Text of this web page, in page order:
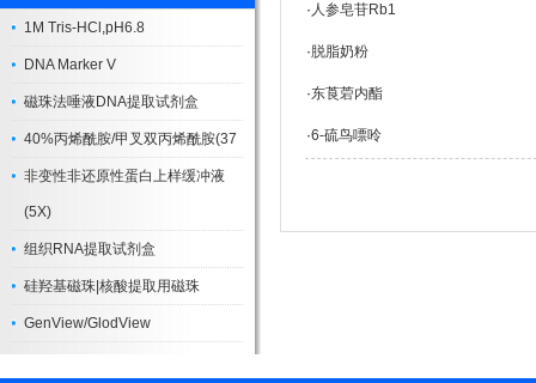
1M Tris-HCl,pH6.8
DNA Marker V
磁珠法唾液DNA提取试剂盒
40%丙烯酰胺/甲叉双丙烯酰胺(37
非变性非还原性蛋白上样缓冲液
(5X)
组织RNA提取试剂盒
硅羟基磁珠|核酸提取用磁珠
GenView/GlodView
· 人参皂苷Rb1
· 脱脂奶粉
·东莨菪内酯
·6-硫鸟嘌呤